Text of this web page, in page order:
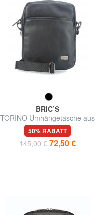
BRIC’S
TORINO Umhängetasche aus
Leder
50% RABATT
145,00 € 72,50 €